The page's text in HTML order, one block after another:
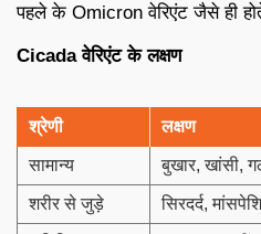
पहले के Omicron वेरिएंट जैसे ही
Cicada वेरिएंट के लक्षण
श्रेणी लक्षण
सामान्य बुखार, खांसी,
शरीर से जुड़े सिरदर्द,